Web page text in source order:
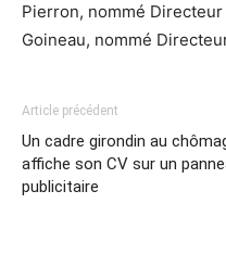
Pierron, nommé
Goineau, nommé
Article précédent
Un cadre girondin au
affiche son CV sur un
publicitaire